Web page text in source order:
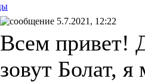
5.7.2021, 12:22
Всем привет!
зовут Болат,